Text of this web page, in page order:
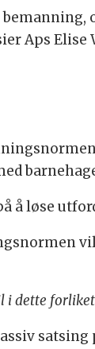
Aps Elise
å løse
i dette
satsing